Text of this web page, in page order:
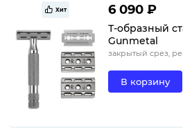
Хит 6 090 ₽
Т-образный
Gunmetal
закрытый срез,
В корзину